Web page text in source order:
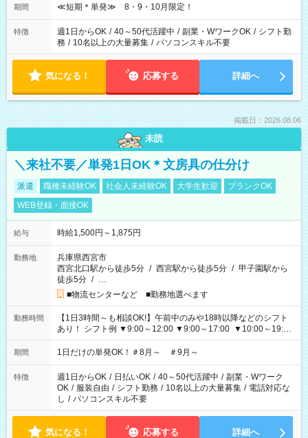
期間 ≪短期＊単発≫ 8・9・10月限定！
特徴 週1日からOK / 40～50代活躍中 / 副業・WワークOK / シフト勤
務 / 10名以上の大量募集 / パソコンスキル不要
気になる！ 応募する 詳細へ
掲載日：2026.08.06
未読
＼来社不要／単発1日OK＊文房具の仕分け
派遣 職種未経験OK 社会人未経験OK 大学生歓迎
ブランクOK
WEB登録・面接OK
給与 時給1,500円～1,875円
勤務地
兵庫県西宮市
西宮北口駅から徒歩5分 / 西宮駅から徒歩5分 / 甲子園駅から
徒歩5分 / …
■物流センターなど ■勤務地選べます
勤務時間
【1日3時間～も相談OK!】午前中のみや18時以降などのシフト
あり！ シフト例 ▼9:00～12:00 ▼9:00～17:00 ▼10:00～19:00
▼18:00～21:00
期間 1日だけの単発OK！＃8月～ ＃9月～
特徴 週1日からOK / 日払いOK / 40～50代活躍中 / 副業・Wワーク
OK / 服装自由 / シフト勤務 / 10名以上の大量募集 / 電話対応な
し / パソコンスキル不要
気になる！ 応募する 詳細へ